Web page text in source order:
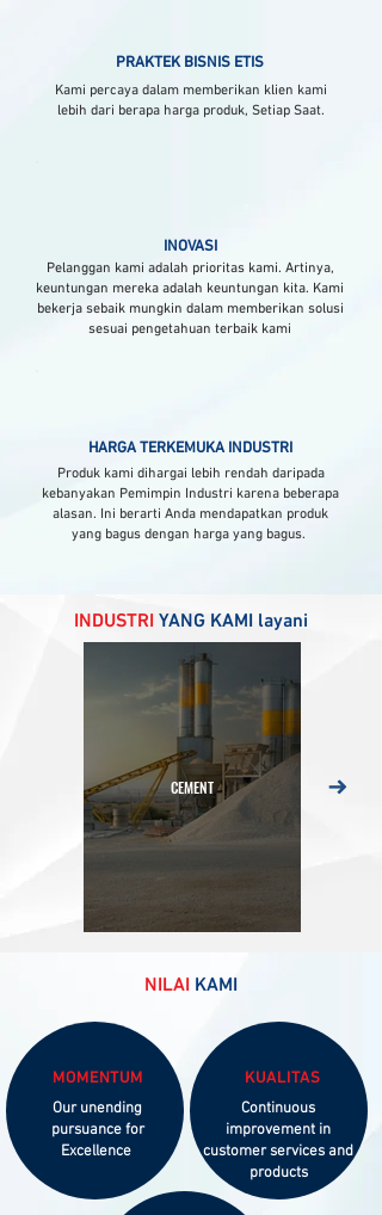
PRAKTEK BISNIS ETIS
Kami percaya dalam memberikan klien kami
lebih dari berapa harga produk, Setiap Saat.
INOVASI
Pelanggan kami adalah prioritas kami. Artinya,
keuntungan mereka adalah keuntungan kita. Kami
bekerja sebaik mungkin dalam memberikan solusi
sesuai pengetahuan terbaik kami
HARGA TERKEMUKA INDUSTRI
Produk kami dihargai lebih rendah daripada
kebanyakan Pemimpin Industri karena beberapa
alasan. Ini berarti Anda mendapatkan produk
yang bagus dengan harga yang bagus.
INDUSTRI YANG KAMI layani
CEMENT
NILAI KAMI
Our unending
pursuance for
Excellence
MOMENTUM KUALITAS
Continuous
improvement in
customer services and
products